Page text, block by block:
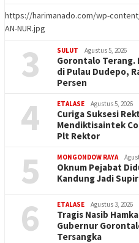
https://harimanado.com/wp-content/
AN-NUR.jpg
3 SULUT Agustus 5, 2026
Gorontalo Terang.
di Pulau Dudepo,
Persen
4 ETALASE Agustus 5, 2026
Curiga Suksesi
Mendiktisaintek
Plt Rektor
5 MONGONDOW RAYA
Oknum Pejabat
Kandung Jadi
6 ETALASE Agustus 3, 2026
Tragis Nasib
Gubernur
Tersangka